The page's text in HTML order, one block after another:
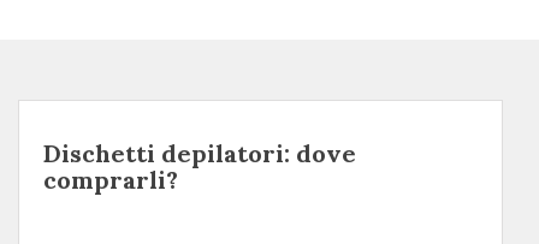
Dischetti depilatori: dove
comprarli?